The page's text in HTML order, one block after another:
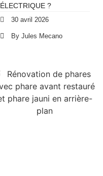
ÉLECTRIQUE ?
30 avril 2026
By Jules Mecano